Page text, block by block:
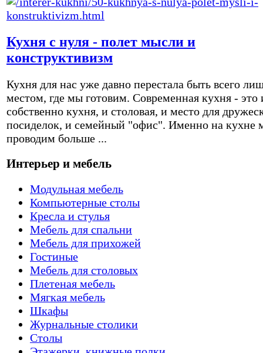
Кухня с нуля - полет мысли и
конструктивизм
Кухня для нас уже давно перестала быть всего
местом, где мы готовим. Современная кухня - это
собственно кухня, и столовая, и место для
посиделок, и семейный "офис". Именно на кухне
проводим больше ...
Интерьер и мебель
Модульная мебель
Компьютерные столы
Кресла и стулья
Мебель для спальни
Мебель для прихожей
Гостиные
Мебель для столовых
Плетеная мебель
Мягкая мебель
Шкафы
Журнальные столики
Столы